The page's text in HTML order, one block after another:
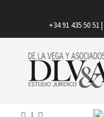
+34 91 435 50 51 |